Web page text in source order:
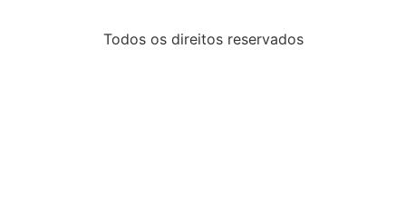
Todos os direitos reservados